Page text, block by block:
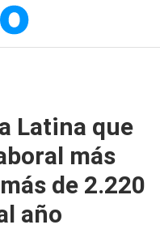
Latina que
más
de 2.220
año